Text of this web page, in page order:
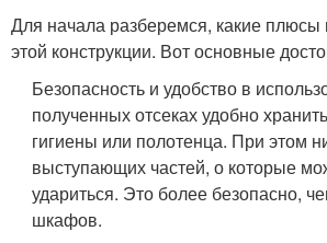
Для начала разберемся, какие
этой конструкции. Вот основные
Безопасность и удобство в
полученных отсеках удобно
гигиены или полотенца. При этом
выступающих частей, о которые
удариться. Это более безопасно,
шкафов.